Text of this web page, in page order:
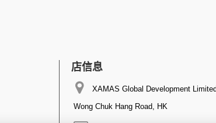
店信息
XAMAS Global Development
Wong Chuk Hang Road, HK